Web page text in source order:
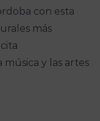
con esta
más
y las artes